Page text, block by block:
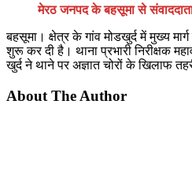
मेरठ जनपद के बहसूमा से संवाददाता
बहसूमा। क्षेत्र के गांव मोडखुर्द में मुख्य
शुरू कर दी है। थाना प्रभारी निरीक्षक
खुर्द ने थाने पर अज्ञात चोरों के खिलाफ
About The Author